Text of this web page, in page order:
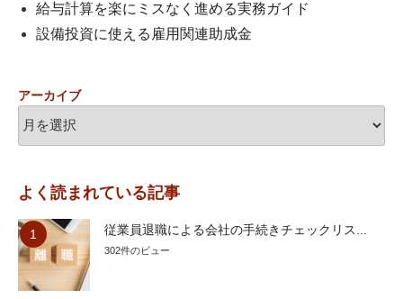
給与計算を楽にミスなく進める実務ガイド
設備投資に使える雇用関連助成金
アーカイブ
よく読まれている記事
従業員退職による会社の手続きチェックリス...
302件のビュー